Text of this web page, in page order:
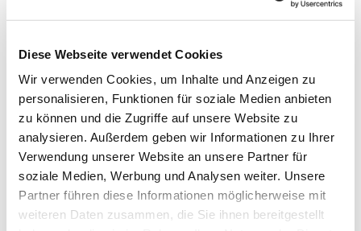
Diese Webseite verwendet Cookies
Wir verwenden Cookies, um Inhalte und Anzeigen zu
personalisieren, Funktionen für soziale Medien anbieten
zu können und die Zugriffe auf unsere Website zu
analysieren. Außerdem geben wir Informationen zu Ihrer
Verwendung unserer Website an unsere Partner für
soziale Medien, Werbung und Analysen weiter. Unsere
Partner führen diese Informationen möglicherweise mit
weiteren Daten zusammen, die Sie ihnen bereitgestellt